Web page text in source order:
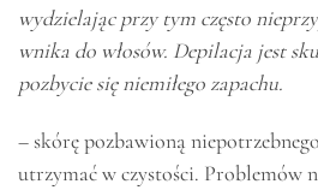
wydzielając przy tym często
wnika do włosów. Depilacja jest
pozbycie się niemiłego zapachu.
– skórę pozbawioną
utrzymać w czystości. Problemów